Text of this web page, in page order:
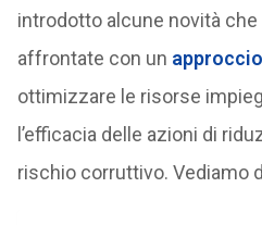
introdotto alcune novità
affrontate con un
ottimizzare le risorse
l’efficacia delle azioni di
rischio corruttivo. Vediamo